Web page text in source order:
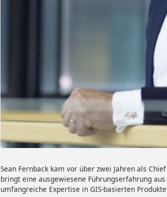
Sean Fernback kam vor über zwei Jahren als
bringt eine ausgewiesene Führungserfahrung
umfangreiche Expertise in GIS-basierten